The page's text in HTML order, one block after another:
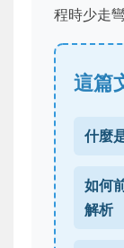
程時少走彎
這篇
什麼
如何
解析